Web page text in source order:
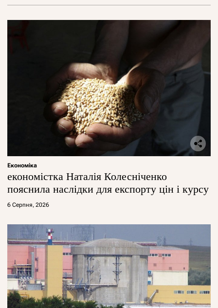
Економіка
економістка Наталія Колесніченко
пояснила наслідки для експорту цін і курсу
6 Серпня, 2026